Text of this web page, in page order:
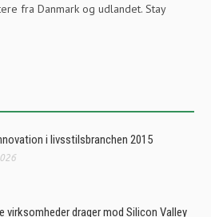
fra Danmark og udlandet. Stay
i livsstilsbranchen 2015
virksomheder drager mod Silicon Valley